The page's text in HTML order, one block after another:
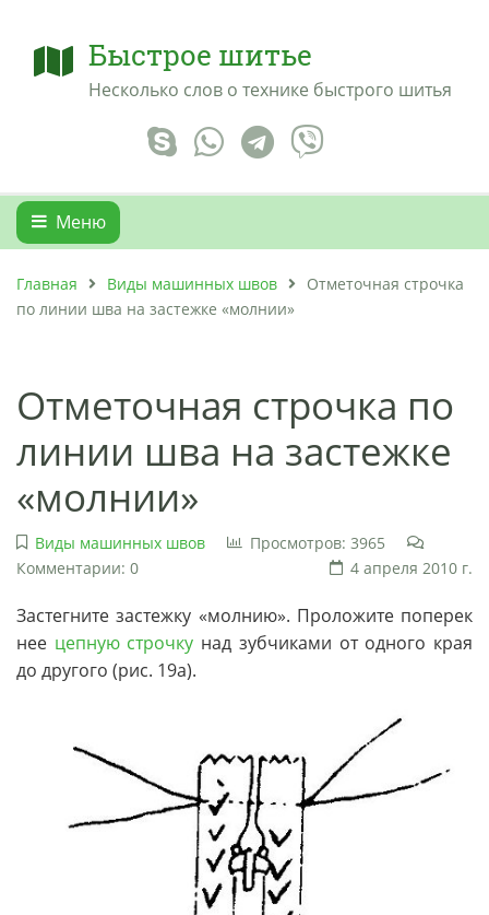
Быстрое шитье
Несколько слов о технике быстрого шитья
Меню
Главная Виды машинных швов
Отметочная строчка
по линии шва на застежке «молнии»
Отметочная строчка по
линии шва на застежке
«молнии»
Виды машинных швов
Просмотров: 3965
Комментарии: 0
4 апреля 2010 г.
Застегните застежку «молнию». Проложите поперек
нее цепную строчку над зубчиками от одного края
до другого (рис. 19а).